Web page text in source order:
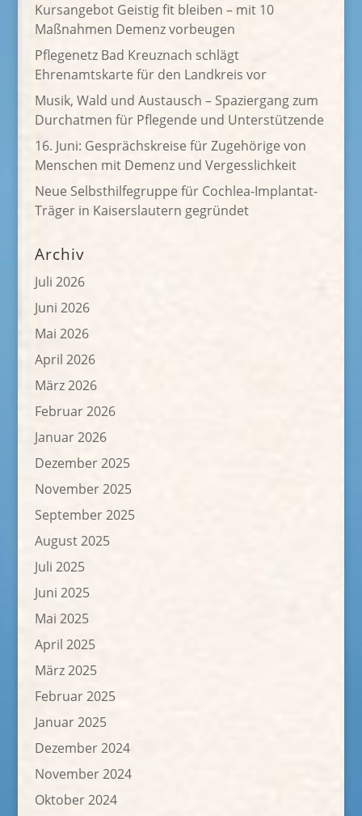
Kursangebot Geistig fit bleiben – mit 10
Maßnahmen Demenz vorbeugen
Pflegenetz Bad Kreuznach schlägt
Ehrenamtskarte für den Landkreis vor
Musik, Wald und Austausch – Spaziergang zum
Durchatmen für Pflegende und Unterstützende
16. Juni: Gesprächskreise für Zugehörige von
Menschen mit Demenz und Vergesslichkeit
Neue Selbsthilfegruppe für Cochlea-Implantat-
Träger in Kaiserslautern gegründet
Archiv
Juli 2026
Juni 2026
Mai 2026
April 2026
März 2026
Februar 2026
Januar 2026
Dezember 2025
November 2025
September 2025
August 2025
Juli 2025
Juni 2025
Mai 2025
April 2025
März 2025
Februar 2025
Januar 2025
Dezember 2024
November 2024
Oktober 2024